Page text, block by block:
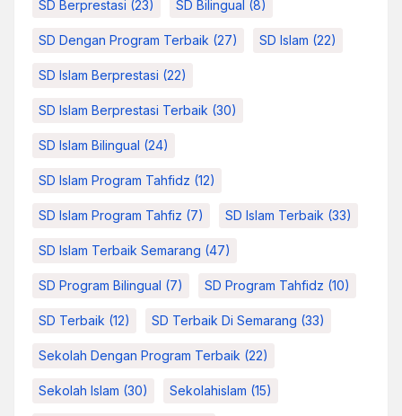
SD Berprestasi (23) SD Bilingual (8)
SD Dengan Program Terbaik (27) SD Islam (22)
SD Islam Berprestasi (22)
SD Islam Berprestasi Terbaik (30)
SD Islam Bilingual (24)
SD Islam Program Tahfidz (12)
SD Islam Program Tahfiz (7) SD Islam Terbaik (33)
SD Islam Terbaik Semarang (47)
SD Program Bilingual (7) SD Program Tahfidz (10)
SD Terbaik (12) SD Terbaik Di Semarang (33)
Sekolah Dengan Program Terbaik (22)
Sekolah Islam (30) Sekolahislam (15)